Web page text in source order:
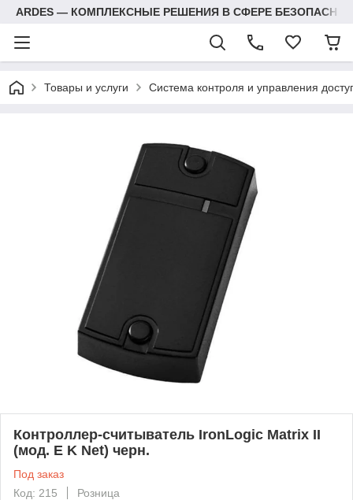
ARDES — КОМПЛЕКСНЫЕ РЕШЕНИЯ В СФЕРЕ
Товары и услуги Система контроля и управления
Контроллер-считыватель IronLogic Matrix II
(мод. E K Net) черн.
Под заказ
Код: 215
Розница